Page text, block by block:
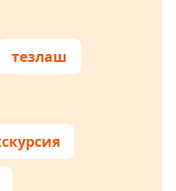
тезлаш